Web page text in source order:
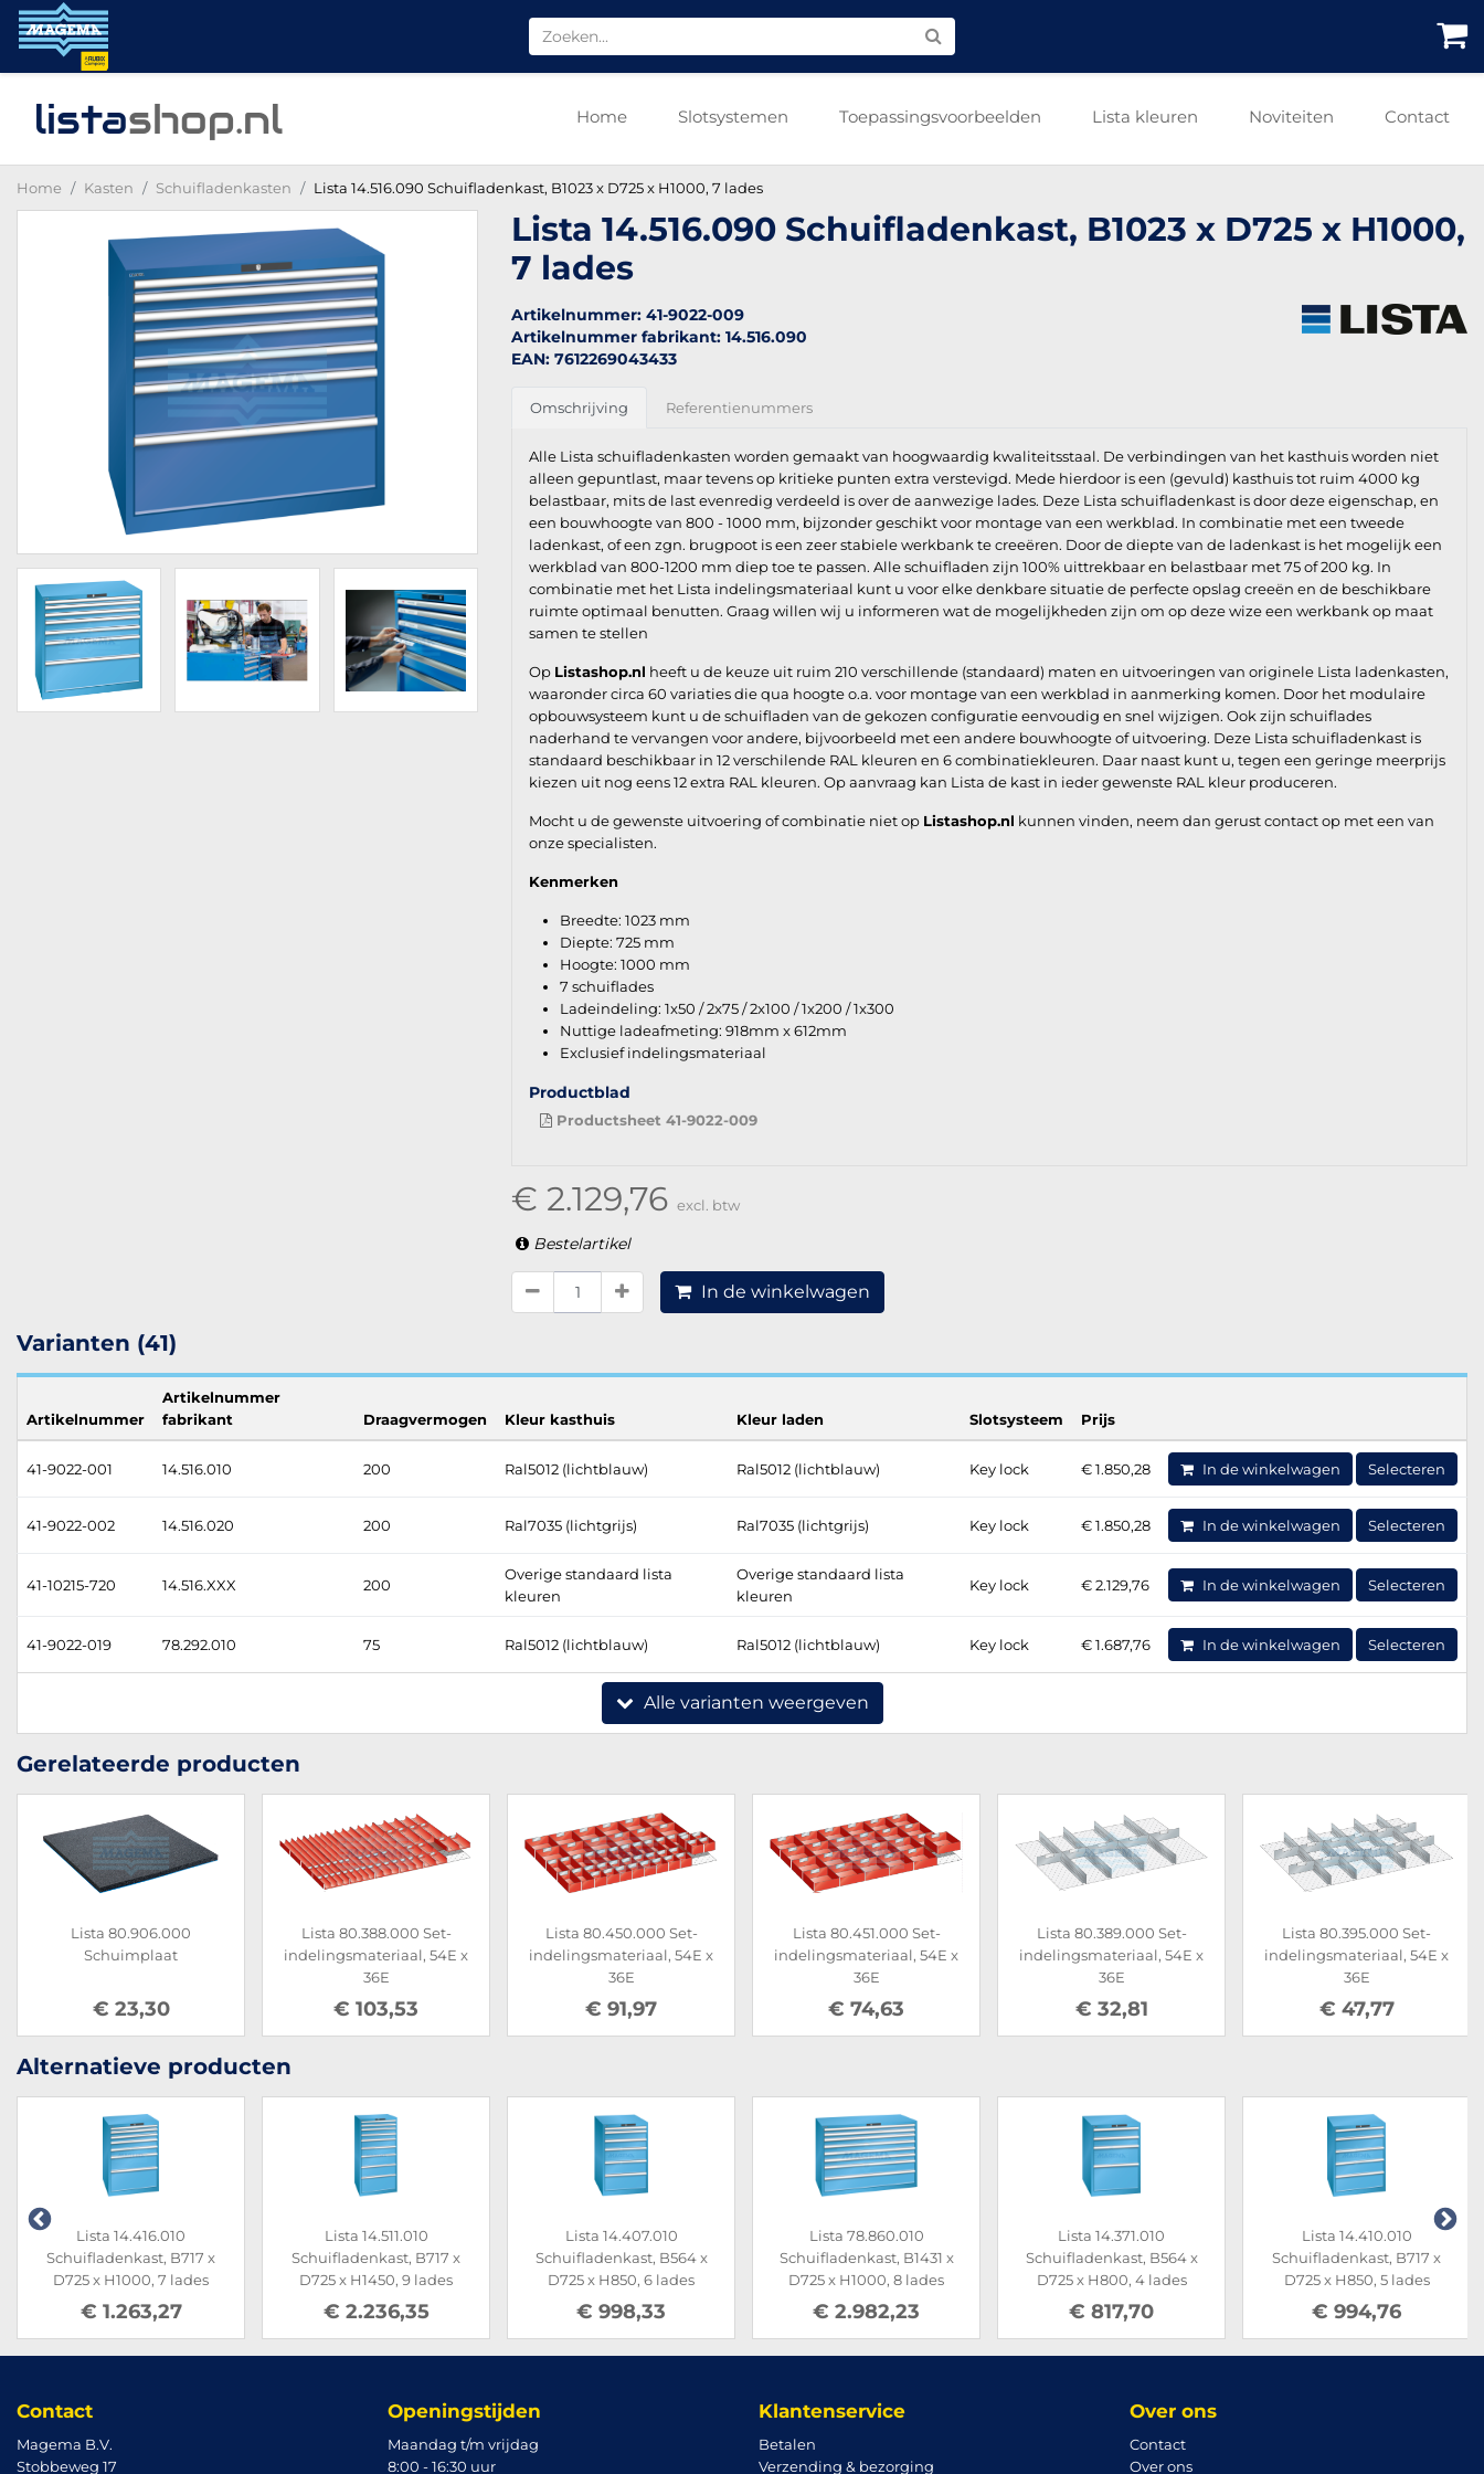
listashop.nl Home Slotsystemen Toepassingsvoorbeelden Lista kleuren Noviteiten Contact
Home Kasten Schuifladenkasten Lista 14.516.090 Schuifladenkast, B1023 x D725 x H1000, 7 lades
Lista 14.516.090 Schuifladenkast, B1023 x D725 x H1000,
7 lades
Artikelnummer: 41-9022-009
Artikelnummer fabrikant: 14.516.090
EAN: 7612269043433
Omschrijving Referentienummers
Alle Lista schuifladenkasten worden gemaakt van hoogwaardig kwaliteitsstaal. De verbindingen van het kasthuis worden niet
alleen gepuntlast, maar tevens op kritieke punten extra verstevigd. Mede hierdoor is een (gevuld) kasthuis tot ruim 4000 kg
belastbaar, mits de last evenredig verdeeld is over de aanwezige lades. Deze Lista schuifladenkast is door deze eigenschap, en
een bouwhoogte van 800 - 1000 mm, bijzonder geschikt voor montage van een werkblad. In combinatie met een tweede
ladenkast, of een zgn. brugpoot is een zeer stabiele werkbank te creeëren. Door de diepte van de ladenkast is het mogelijk een
werkblad van 800-1200 mm diep toe te passen. Alle schuifladen zijn 100% uittrekbaar en belastbaar met 75 of 200 kg. In
combinatie met het Lista indelingsmateriaal kunt u voor elke denkbare situatie de perfecte opslag creeën en de beschikbare
ruimte optimaal benutten. Graag willen wij u informeren wat de mogelijkheden zijn om op deze wize een werkbank op maat
samen te stellen
Op Listashop.nl heeft u de keuze uit ruim 210 verschillende (standaard) maten en uitvoeringen van originele Lista ladenkasten,
waaronder circa 60 variaties die qua hoogte o.a. voor montage van een werkblad in aanmerking komen. Door het modulaire
opbouwsysteem kunt u de schuifladen van de gekozen configuratie eenvoudig en snel wijzigen. Ook zijn schuiflades
naderhand te vervangen voor andere, bijvoorbeeld met een andere bouwhoogte of uitvoering. Deze Lista schuifladenkast is
standaard beschikbaar in 12 verschilende RAL kleuren en 6 combinatiekleuren. Daar naast kunt u, tegen een geringe meerprijs
kiezen uit nog eens 12 extra RAL kleuren. Op aanvraag kan Lista de kast in ieder gewenste RAL kleur produceren.
Mocht u de gewenste uitvoering of combinatie niet op Listashop.nl kunnen vinden, neem dan gerust contact op met een van
onze specialisten.
Kenmerken
Breedte: 1023 mm
Diepte: 725 mm
Hoogte: 1000 mm
7 schuiflades
Ladeindeling: 1x50 / 2x75 / 2x100 / 1x200 / 1x300
Nuttige ladeafmeting: 918mm x 612mm
Exclusief indelingsmateriaal
Productblad
Productsheet 41-9022-009
€ 2.129,76 excl. btw
Bestelartikel
In de winkelwagen
Varianten (41)
Artikelnummer
Artikelnummer
fabrikant
Draagvermogen Kleur kasthuis Kleur laden Slotsysteem Prijs
41-9022-001 14.516.010 200 Ral5012 (lichtblauw) Ral5012 (lichtblauw) Key lock € 1.850,28 In de winkelwagen Selecteren
41-9022-002 14.516.020 200 Ral7035 (lichtgrijs) Ral7035 (lichtgrijs) Key lock € 1.850,28 In de winkelwagen Selecteren
41-10215-720 14.516.XXX 200
Overige standaard lista
kleuren
Overige standaard lista
kleuren
Key lock € 2.129,76 In de winkelwagen Selecteren
41-9022-019 78.292.010 75 Ral5012 (lichtblauw) Ral5012 (lichtblauw) Key lock € 1.687,76 In de winkelwagen Selecteren
Alle varianten weergeven
Gerelateerde producten
Lista 80.906.000
Schuimplaat
€ 23,30
Lista 80.388.000 Set-
indelingsmateriaal, 54E x
36E
€ 103,53
Lista 80.450.000 Set-
indelingsmateriaal, 54E x
36E
€ 91,97
Lista 80.451.000 Set-
indelingsmateriaal, 54E x
36E
€ 74,63
Lista 80.389.000 Set-
indelingsmateriaal, 54E x
36E
€ 32,81
Lista 80.395.000 Set-
indelingsmateriaal, 54E x
36E
€ 47,77
Alternatieve producten
Lista 14.416.010
Schuifladenkast, B717 x
D725 x H1000, 7 lades
€ 1.263,27
Lista 14.511.010
Schuifladenkast, B717 x
D725 x H1450, 9 lades
€ 2.236,35
Lista 14.407.010
Schuifladenkast, B564 x
D725 x H850, 6 lades
€ 998,33
Lista 78.860.010
Schuifladenkast, B1431 x
D725 x H1000, 8 lades
€ 2.982,23
Lista 14.371.010
Schuifladenkast, B564 x
D725 x H800, 4 lades
€ 817,70
Lista 14.410.010
Schuifladenkast, B717 x
D725 x H850, 5 lades
€ 994,76
Contact
Magema B.V.
Stobbeweg 17
Openingstijden
Maandag t/m vrijdag
8:00 - 16:30 uur
Klantenservice
Betalen
Verzending & bezorging
Over ons
Contact
Over ons